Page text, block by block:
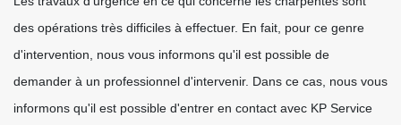
des opérations très difficiles à effectuer. En fait, pour ce genre
d'intervention, nous vous informons qu'il est possible de
demander à un professionnel d'intervenir. Dans ce cas, nous vous
informons qu'il est possible d'entrer en contact avec KP Service